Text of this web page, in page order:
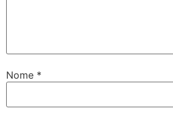
Nome *